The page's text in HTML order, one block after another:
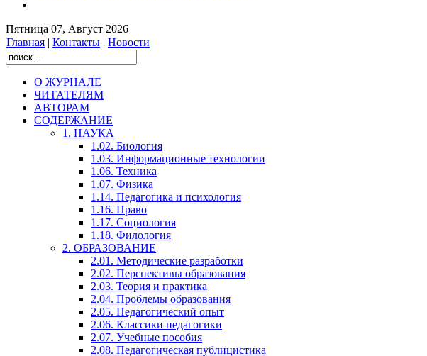
Пятница 07, Август 2026
Главная | Контакты | Новости
О ЖУРНАЛЕ
ЧИТАТЕЛЯМ
АВТОРАМ
СОДЕРЖАНИЕ
1. НАУКА
1.02. Биология
1.03. Информационные технологии
1.06. Техника
1.07. Физика
1.14. Педагогика и психология
1.16. Право
1.17. Социология
1.18. Филология
2. ОБРАЗОВАНИЕ
2.01. Методические разработки
2.02. Перспективы образования
2.03. Теория и практика
2.04. Проблемы образования
2.05. Педагогический опыт
2.06. Классики педагогики
2.07. Учебные пособия
2.08. Педагогическая публицистика